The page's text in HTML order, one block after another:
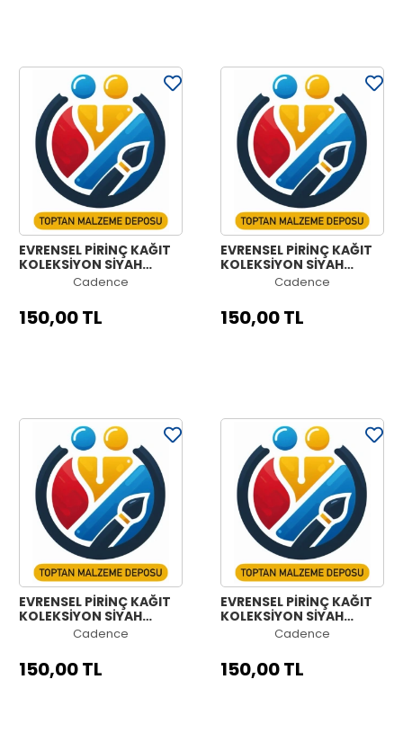
EVRENSEL PİRİNÇ KAĞIT
KOLEKSİYON SİYAH
ZEMİN UC-150 60X60
Cadence
150,00 TL
EVRENSEL PİRİNÇ KAĞIT
KOLEKSİYON SİYAH
ZEMİN UC-148 60X60
Cadence
150,00 TL
EVRENSEL PİRİNÇ KAĞIT
KOLEKSİYON SİYAH
ZEMİN UC-095 60X60
Cadence
150,00 TL
EVRENSEL PİRİNÇ KAĞIT
KOLEKSİYON SİYAH
ZEMİN UC-093 60X60
Cadence
150,00 TL